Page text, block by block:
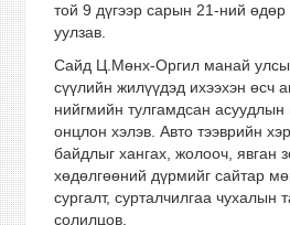
той 9 дүгээр сарын 21-ний
уулзав.
Сайд Ц.Мөнх-Оргил манай
сүүлийн жилүүдэд ихээхэн өсч
нийгмийн тулгамдсан асуудлын
онцлон хэлэв. Авто тээврийн
байдлыг хангах, жолооч, явган
хөдөлгөөний дүрмийг сайтар
сургалт, сурталчилгаа чухалын
солилцов.